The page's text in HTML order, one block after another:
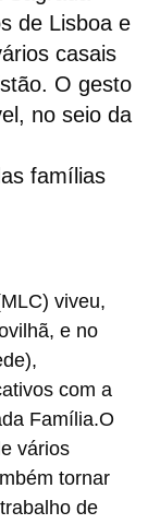
de Lisboa e
casais
O gesto
no seio da
famílias
viveu,
e no
com a
Família.O
vários
tornar
de